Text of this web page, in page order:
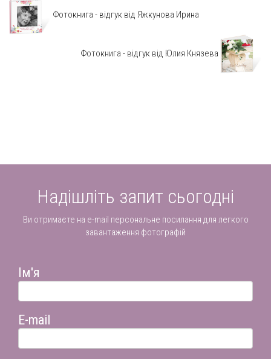
Фотокнига - відгук від Яжкунова Ирина
Фотокнига - відгук від Юлия Князева
Надішліть запит сьогодні
Ви отримаєте на e-mail персональне посилання для легкого
завантаження фотографій
Ім'я
E-mail